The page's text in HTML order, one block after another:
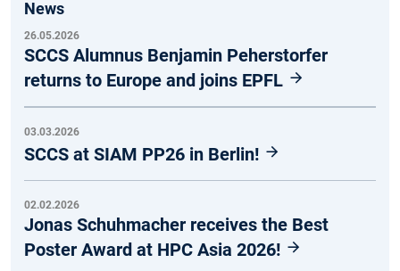
News
26.05.2026
SCCS Alumnus Benjamin Peherstorfer
returns to Europe and joins EPFL
03.03.2026
SCCS at SIAM PP26 in Berlin!
02.02.2026
Jonas Schuhmacher receives the Best
Poster Award at HPC Asia 2026!